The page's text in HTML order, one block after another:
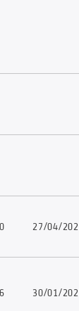
27/04/
30/01/